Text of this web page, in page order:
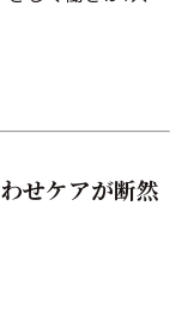
せケアが断然